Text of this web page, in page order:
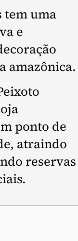
tem uma
e
amazônica.
ponto de
atraindo
reservas